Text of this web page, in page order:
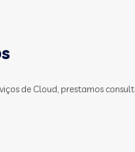
de Cloud, prestamos